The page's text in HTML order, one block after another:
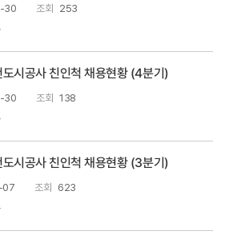
30 조회 253
시공사 친인척 채용현황 (4분기)
30 조회 138
시공사 친인척 채용현황 (3분기)
07 조회 623